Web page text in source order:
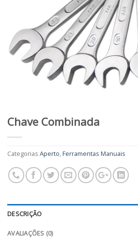
Chave Combinada
Categorias Aperto,Ferramentas Manuais
DESCRIÇÃO
AVALIAÇÕES (0)